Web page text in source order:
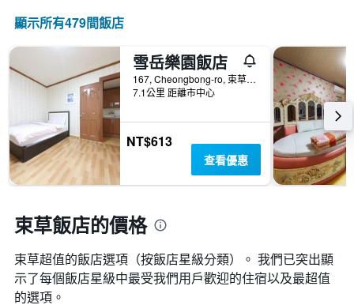
去
內
找
本
週
末
房
均
價
格。
圖
表
具
1
軸，
顯
示
房
間
平
均
格
顯示所有479間飯店
雪岳樂園飯店
167, Cheongbong-ro, 束草, 韓國
7.1公里 距離市中心
NT$613
查看優惠
束草飯店的價格
束草超值的飯店選項（按飯店星級分類）。 我們已突出顯
示了每個飯店星級中最受我們用戶歡迎的住宿以及最超值
的選項。